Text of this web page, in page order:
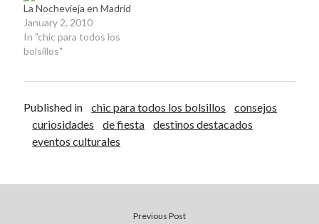
November 2011
October 2011
September 2011
August 2011
May 2011
April 2011
March 2011
La Nochevieja en Madrid
January 2, 2010
In "chic para todos los
bolsillos"
Published in chic para todos los bolsillos
consejos
curiosidades
de fiesta
destinos destacados
eventos culturales
Previous Post